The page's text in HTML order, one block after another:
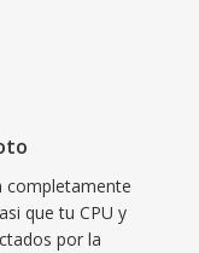
completamente
que tu CPU y
por la